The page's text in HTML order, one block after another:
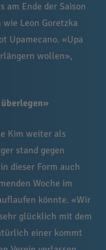
am Ende der Saison
Leon Goretzka
Upamecano. «Upa
wollen»,
Kim weiter als
stand gegen
dieser Form auch
Woche im
könnte. «Wir
glücklich mit dem
einer kommt